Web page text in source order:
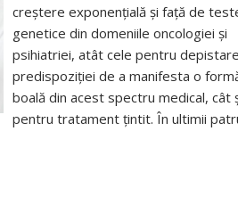
creștere exponențială și față de
genetice din domeniile oncologiei și
psihiatriei, atât cele pentru
predispoziției de a manifesta o
boală din acest spectru medical, cât
pentru tratament țintit. În ultimii